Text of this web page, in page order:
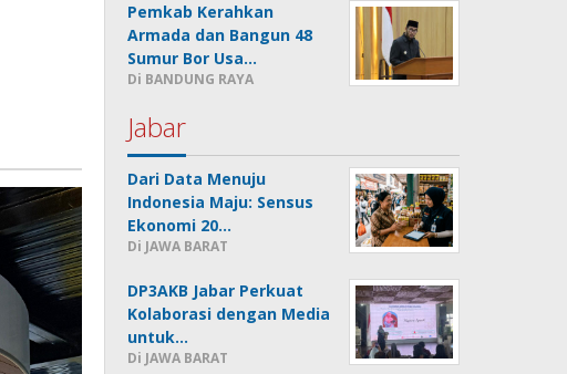
Pemkab Kerahkan
Armada dan Bangun 48
Sumur Bor Usa…
Di BANDUNG RAYA
Jabar
Dari Data Menuju
Indonesia Maju: Sensus
Ekonomi 20…
Di JAWA BARAT
DP3AKB Jabar Perkuat
Kolaborasi dengan Media
untuk…
Di JAWA BARAT